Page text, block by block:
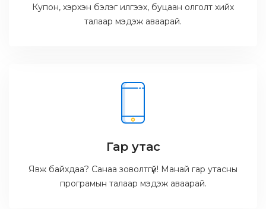
Купон, хэрхэн бэлэг илгээх, буцаан олголт хийх
талаар мэдэж аваарай.
Гар утас
Явж байхдаа? Санаа зоволтгүй! Манай гар утасны
програмын талаар мэдэж аваарай.